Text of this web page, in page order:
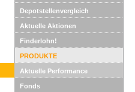
Depotstellenvergleich
Aktuelle Aktionen
Finderlohn!
PRODUKTE
Aktuelle Performance
Fonds